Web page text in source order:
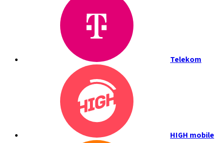
Telekom
HIGH mobile